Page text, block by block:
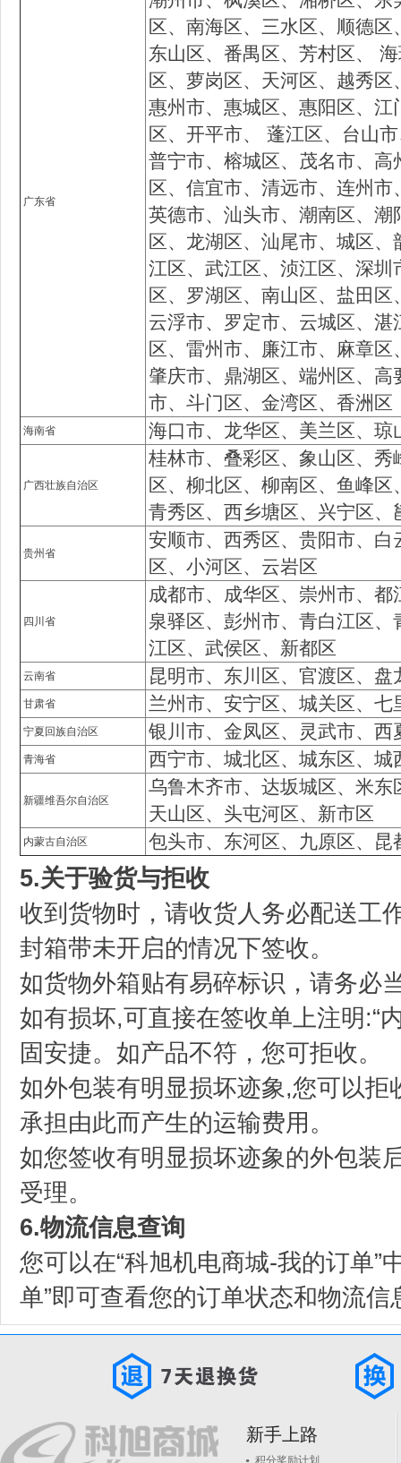
广东省
区、南海区、三水区、顺德
东山区、番禺区、芳村区、
区、萝岗区、天河区、越秀
惠州市、惠城区、惠阳区、
区、开平市、 蓬江区、台山
普宁市、榕城区、茂名市、
区、信宜市、清远市、连州
英德市、汕头市、潮南区、
区、龙湖区、汕尾市、城区
江区、武江区、浈江区、深
区、罗湖区、南山区、盐田
云浮市、罗定市、云城区、
区、雷州市、廉江市、麻章
肇庆市、鼎湖区、端州区、
市、斗门区、金湾区、香洲区
海南省 海口市、龙华区、美兰区、琼
广西壮族自治区
桂林市、叠彩区、象山区、
区、柳北区、柳南区、鱼峰
青秀区、西乡塘区、兴宁区、
贵州省
安顺市、西秀区、贵阳市、
区、小河区、云岩区
四川省
成都市、成华区、崇州市、
泉驿区、彭州市、青白江区
江区、武侯区、新都区
云南省 昆明市、东川区、官渡区、
甘肃省 兰州市、安宁区、城关区、七
宁夏回族自治区 银川市、金凤区、灵武市、西
青海省 西宁市、城北区、城东区、城
新疆维吾尔自治区
乌鲁木齐市、达坂城区、米
天山区、头屯河区、新市区
内蒙古自治区 包头市、东河区、九原区、
5.关于验货与拒收
收到货物时，请收货人务必配送工
封箱带未开启的情况下签收。
如货物外箱贴有易碎标识，请务必
如有损坏,可直接在签收单上注明:“
固安捷。如产品不符，您可拒收。
如外包装有明显损坏迹象,您可以
承担由此而产生的运输费用。
如您签收有明显损坏迹象的外包装
受理。
6.物流信息查询
您可以在“科旭机电商城-我的订单”
单”即可查看您的订单状态和物流信
新手上路
积分奖励计划